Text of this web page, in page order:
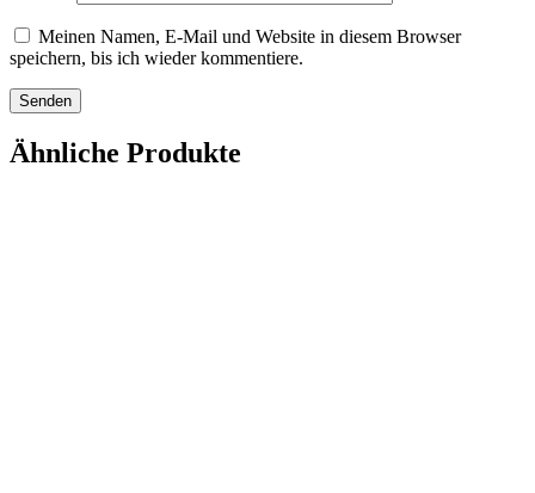
Meinen Namen, E-Mail und Website in diesem Browser
speichern, bis ich wieder kommentiere.
Ähnliche Produkte